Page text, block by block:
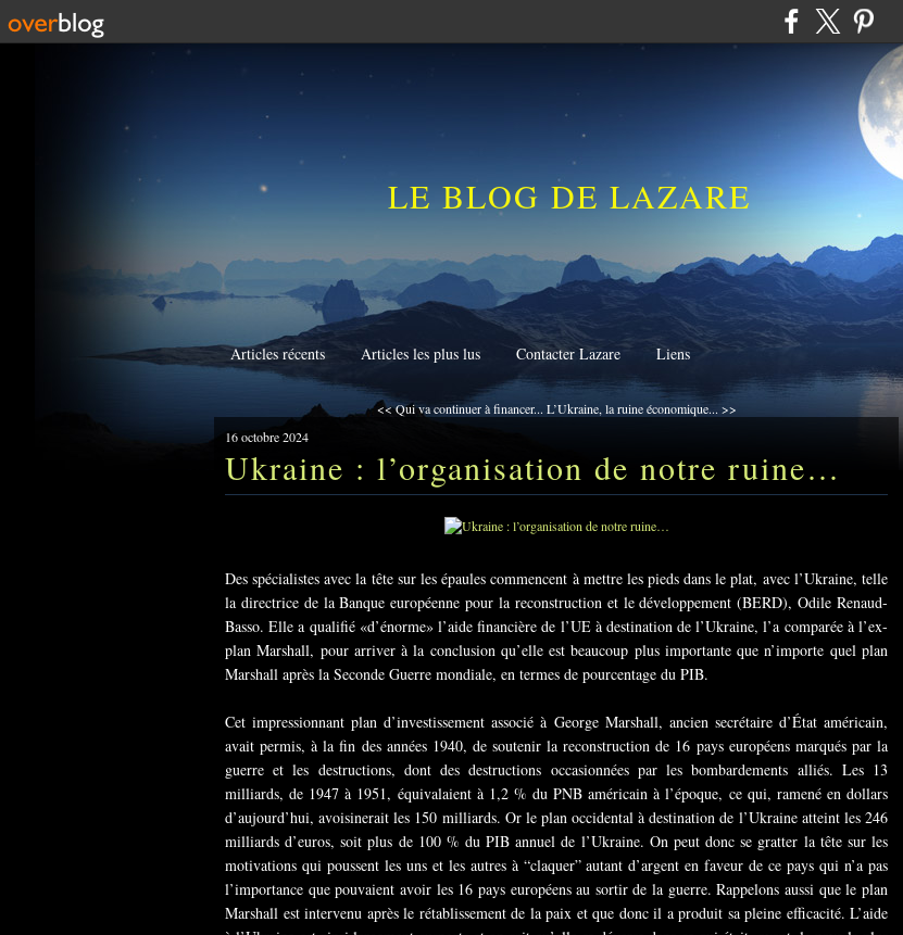
LE BLOG DE LAZARE
Articles récents Articles les plus lus Contacter Lazare Liens
<< Qui va continuer à financer... L’Ukraine, la ruine économique... >>
16 octobre 2024
Ukraine : l’organisation de notre ruine…
Des spécialistes avec la tête sur les épaules commencent à mettre les pieds dans le plat, avec l’Ukraine, telle
la directrice de la Banque européenne pour la reconstruction et le développement (BERD), Odile Renaud-
Basso. Elle a qualifié «d’énorme» l’aide financière de l’UE à destination de l’Ukraine, l’a comparée à l’ex-
plan Marshall, pour arriver à la conclusion qu’elle est beaucoup plus importante que n’importe quel plan
Marshall après la Seconde Guerre mondiale, en termes de pourcentage du PIB.
Cet impressionnant plan d’investissement associé à George Marshall, ancien secrétaire d’État américain,
avait permis, à la fin des années 1940, de soutenir la reconstruction de 16 pays européens marqués par la
guerre et les destructions, dont des destructions occasionnées par les bombardements alliés. Les 13
milliards, de 1947 à 1951, équivalaient à 1,2 % du PNB américain à l’époque, ce qui, ramené en dollars
d’aujourd’hui, avoisinerait les 150 milliards. Or le plan occidental à destination de l’Ukraine atteint les 246
milliards d’euros, soit plus de 100 % du PIB annuel de l’Ukraine. On peut donc se gratter la tête sur les
motivations qui poussent les uns et les autres à “claquer” autant d’argent en faveur de ce pays qui n’a pas
l’importance que pouvaient avoir les 16 pays européens au sortir de la guerre. Rappelons aussi que le plan
Marshall est intervenu après le rétablissement de la paix et que donc il a produit sa pleine efficacité. L’aide